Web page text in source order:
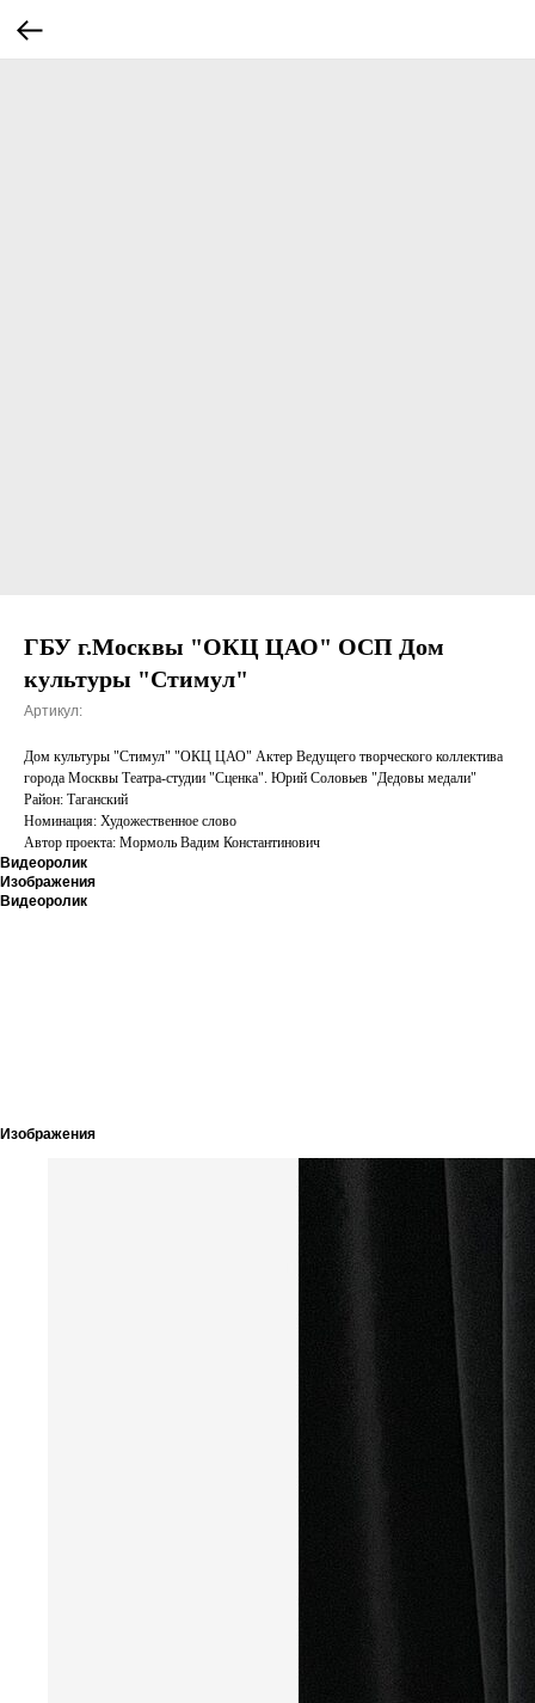
ГБУ г.Москвы "ОКЦ ЦАО" ОСП Дом
культуры "Стимул"
Артикул:
Дом культуры "Стимул" "ОКЦ ЦАО" Актер Ведущего творческого коллектива
города Москвы Театра-студии "Сценка". Юрий Соловьев "Дедовы медали"
Район: Таганский
Номинация: Художественное слово
Автор проекта: Мормоль Вадим Константинович
Видеоролик
Изображения
Видеоролик
Изображения